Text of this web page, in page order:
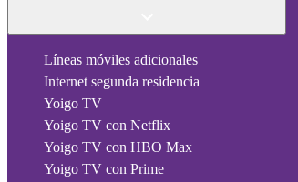
Líneas móviles adicionales
Internet segunda residencia
Yoigo TV
Yoigo TV con Netflix
Yoigo TV con HBO Max
Yoigo TV con Prime